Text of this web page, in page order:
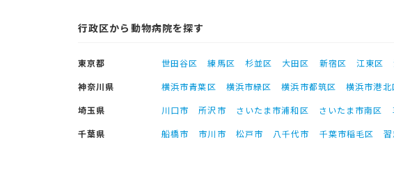
行政区から動物病院を探す
東京都 世田谷区 練馬区 杉並区 大田区 新宿区 江東区
神奈川県
横浜市青葉区 横浜市緑区 横浜市都筑区 横浜市港北
埼玉県
川口市 所沢市 さいたま市浦和区 さいたま市南区
千葉県
船橋市 市川市 松戸市 八千代市 千葉市稲毛区